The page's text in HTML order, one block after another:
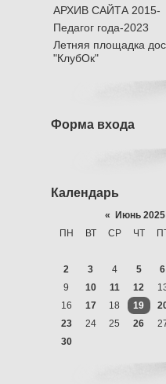
АРХИВ САЙТА 2015-
Педагог года-2023
Летняя площадка
"КлубОк"
Форма входа
Календарь
« Июнь 2025
ПН
ВТ СР ЧТ
2
3 4 5 6
9
10 11 12
16
17 18 19
23
24 25 26
30